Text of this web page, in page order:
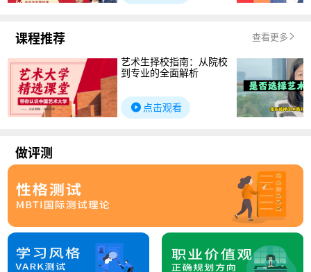
课程推荐 查看更多
艺术生择校指南：从院校
到专业的全面解析
点击观看
做评测